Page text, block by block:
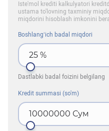
Iste'mol krediti kalkulyatori
ustama to'lovning taxminiy
miqdorini hisoblash imkonini
Boshlangʻich badal miqdori
25 %
Dastlabki badal foizini belgilang
Kredit summasi (so'm)
10000000 Сум